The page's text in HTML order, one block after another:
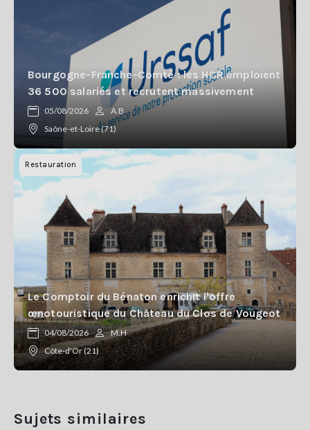
Bourgogne-Franche-Comté : les HCR emploient
36 500 salariés et recrutent massivement
05/08/2026
A.B
Saône-et-Loire (71)
Restauration
Le Comptoir du Bénaton enrichit l'offre
œnotouristique du Château du Clos de Vougeot
04/08/2026
M.H
Côte-d'Or (21)
Sujets similaires